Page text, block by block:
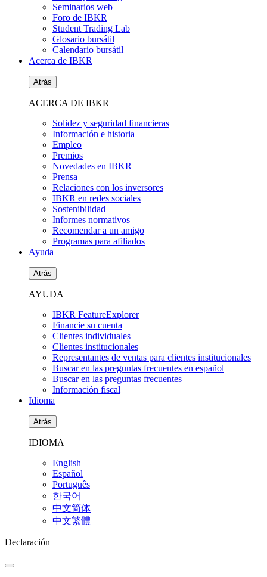
Seminarios web
Foro de IBKR
Student Trading Lab
Glosario bursátil
Calendario bursátil
Acerca de IBKR
Atrás
ACERCA DE IBKR
Solidez y seguridad financieras
Información e historia
Empleo
Premios
Novedades en IBKR
Prensa
Relaciones con los inversores
IBKR en redes sociales
Sostenibilidad
Informes normativos
Recomendar a un amigo
Programas para afiliados
Ayuda
Atrás
AYUDA
IBKR FeatureExplorer
Financie su cuenta
Clientes individuales
Clientes institucionales
Representantes de ventas para clientes institucionales
Buscar en las preguntas frecuentes en español
Buscar en las preguntas frecuentes
Información fiscal
Idioma
Atrás
IDIOMA
English
Español
Português
한국어
中文简体
中文繁體
Declaración